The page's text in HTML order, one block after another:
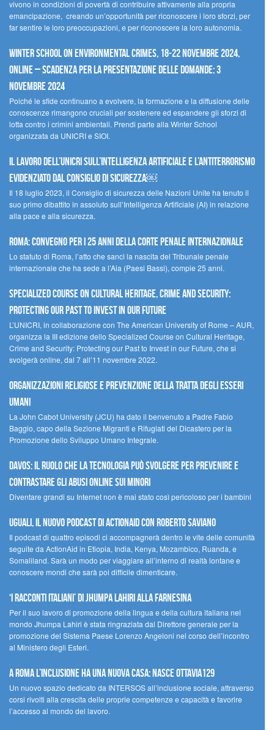
vivono in condizioni di povertà di contribuire attivamente alla propria
emancipazione, creando un’opportunità per riconoscere i loro sforzi, per
far sentire le loro preoccupazioni, e per riconoscere la loro autonomia.
Winter School on Environmental Crimes, 18-22 novembre 2024,
Online – Scadenza per la presentazione delle domande: 3
novembre 2024
Poiché le sfide continuano a evolvere, la formazione e la diffusione delle
conoscenze rimangono cruciali per sostenere ed espandere gli sforzi di
lotta contro i crimini ambientali. Prendi parte alla Winter School
organizzata da UNICRI e SIOI.
Il lavoro dell’UNICRI sull’intelligenza artificiale e l’antiterrorismo
evidenziato dal Consiglio di Sicurezza￼
Il 18 luglio 2023, il Consiglio di sicurezza delle Nazioni Unite ha tenuto il
suo primo dibattito in assoluto sull’Intelligenza Artificiale (AI) in relazione
alla pace e alla sicurezza.
Roma: convegno per i 25 anni della Corte penale internazionale
Lo statuto di Roma, l’atto che sancì la nascita del Tribunale penale
internazionale che ha sede a l’Aia (Paesi Bassi), compie 25 anni.
Specialized Course on Cultural Heritage, Crime and Security:
Protecting our Past to Invest in our Future
L’UNICRI, in collaborazione con The American University of Rome – AUR,
organizza la III edizione dello Specialized Course on Cultural Heritage,
Crime and Security: Protecting our Past to Invest in our Future, che si
svolgerà online, dal 7 all’11 novembre 2022.
Organizzazioni religiose e prevenzione della tratta degli esseri
umani
La John Cabot University (JCU) ha dato il benvenuto a Padre Fabio
Baggio, capo della Sezione Migranti e Rifugiati del Dicastero per la
Promozione dello Sviluppo Umano Integrale.
Davos: il ruolo che la tecnologia può svolgere per prevenire e
contrastare gli abusi online sui minori
Diventare grandi su Internet non è mai stato così pericoloso per i bambini
UGUALI, il nuovo podcast di ACTIONAID con Roberto Saviano
Il podcast di quattro episodi ci accompagnerà dentro le vite delle comunità
seguite da ActionAid in Etiopia, India, Kenya, Mozambico, Ruanda, e
Somaliland. Sarà un modo per viaggiare all’interno di realtà lontane e
conoscere mondi che sarà poi difficile dimenticare.
‘I racconti italiani’ di Jhumpa Lahiri alla Farnesina
Per il suo lavoro di promozione della lingua e della cultura italiana nel
mondo Jhumpa Lahiri è stata ringraziata dal Direttore generale per la
promozione del Sistema Paese Lorenzo Angeloni nel corso dell’incontro
al Ministero degli Esteri.
A Roma l’inclusione ha una nuova casa: nasce Ottavia129
Un nuovo spazio dedicato da INTERSOS all’inclusione sociale, attraverso
corsi rivolti alla crescita delle proprie competenze e capacità e favorire
l’accesso al mondo del lavoro.